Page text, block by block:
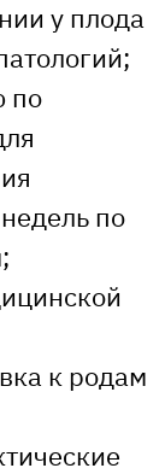
у плода
по
по
к родам